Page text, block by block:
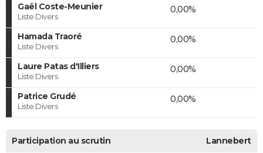
Gaël Coste-Meunier
Liste Divers
0,00%
Hamada Traoré
Liste Divers
0,00%
Laure Patas d'Illiers
Liste Divers
0,00%
Patrice Grudé
Liste Divers
0,00%
Participation au scrutin Lannebert